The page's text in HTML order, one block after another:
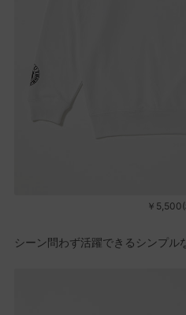
￥
シーン問わず活躍できるシンプル